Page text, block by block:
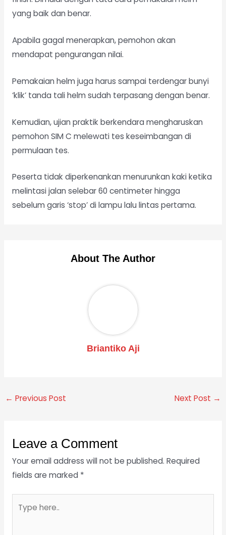
yang baik dan benar.
Apabila gagal menerapkan, pemohon akan
mendapat pengurangan nilai.
Pemakaian helm juga harus sampai terdengar bunyi
‘klik’ tanda tali helm sudah terpasang dengan benar.
Kemudian, ujian praktik berkendara mengharuskan
pemohon SIM C melewati tes keseimbangan di
permulaan tes.
Peserta tidak diperkenankan menurunkan kaki ketika
melintasi jalan selebar 60 centimeter hingga
sebelum garis ‘stop’ di lampu lalu lintas pertama.
About The Author
Briantiko Aji
← Previous Post Next Post →
Leave a Comment
Your email address will not be published. Required
fields are marked *
here..